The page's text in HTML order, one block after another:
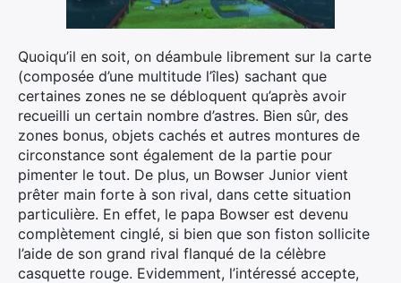
Quoiqu’il en soit, on déambule librement sur la carte
(composée d’une multitude l’îles) sachant que
certaines zones ne se débloquent qu’après avoir
recueilli un certain nombre d’astres. Bien sûr, des
zones bonus, objets cachés et autres montures de
circonstance sont également de la partie pour
pimenter le tout. De plus, un Bowser Junior vient
prêter main forte à son rival, dans cette situation
particulière. En effet, le papa Bowser est devenu
complètement cinglé, si bien que son fiston sollicite
l’aide de son grand rival flanqué de la célèbre
casquette rouge. Evidemment, l’intéressé accepte,